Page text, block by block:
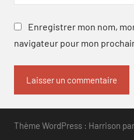
Enregistrer mon nom,
navigateur pour mon
Thème WordPress : Harrison